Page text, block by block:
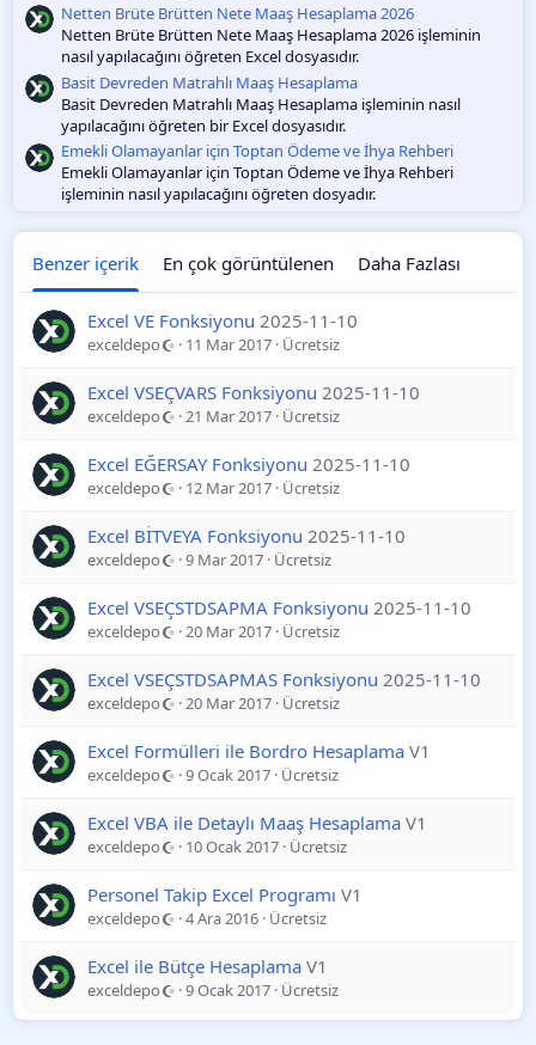
Netten Brüte Brütten Nete Maaş Hesaplama 2026
Netten Brüte Brütten Nete Maaş Hesaplama 2026 işleminin
nasıl yapılacağını öğreten Excel dosyasıdır.
Basit Devreden Matrahlı Maaş Hesaplama
Basit Devreden Matrahlı Maaş Hesaplama işleminin nasıl
yapılacağını öğreten bir Excel dosyasıdır.
Emekli Olamayanlar için Toptan Ödeme ve İhya Rehberi
Emekli Olamayanlar için Toptan Ödeme ve İhya Rehberi
işleminin nasıl yapılacağını öğreten dosyadır.
Benzer içerik En çok görüntülenen Daha Fazlası
Excel VE Fonksiyonu 2025-11-10
exceldepo 11 Mar 2017 Ücretsiz
Excel VSEÇVARS Fonksiyonu 2025-11-10
exceldepo 21 Mar 2017 Ücretsiz
Excel EĞERSAY Fonksiyonu 2025-11-10
exceldepo 12 Mar 2017 Ücretsiz
Excel BİTVEYA Fonksiyonu 2025-11-10
exceldepo 9 Mar 2017 Ücretsiz
Excel VSEÇSTDSAPMA Fonksiyonu 2025-11-10
exceldepo 20 Mar 2017 Ücretsiz
Excel VSEÇSTDSAPMAS Fonksiyonu 2025-11-10
exceldepo 20 Mar 2017 Ücretsiz
Excel Formülleri ile Bordro Hesaplama V1
exceldepo 9 Ocak 2017 Ücretsiz
Excel VBA ile Detaylı Maaş Hesaplama V1
exceldepo 10 Ocak 2017 Ücretsiz
Personel Takip Excel Programı V1
exceldepo 4 Ara 2016 Ücretsiz
Excel ile Bütçe Hesaplama V1
exceldepo 9 Ocak 2017 Ücretsiz